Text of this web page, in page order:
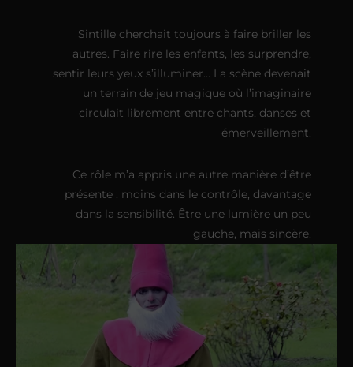
Sintille cherchait toujours à faire briller les
autres. Faire rire les enfants, les surprendre,
sentir leurs yeux s’illuminer… La scène devenait
un terrain de jeu magique où l’imaginaire
circulait librement entre chants, danses et
émerveillement.
Ce rôle m’a appris une autre manière d’être
présente : moins dans le contrôle, davantage
dans la sensibilité. Être une lumière un peu
gauche, mais sincère.